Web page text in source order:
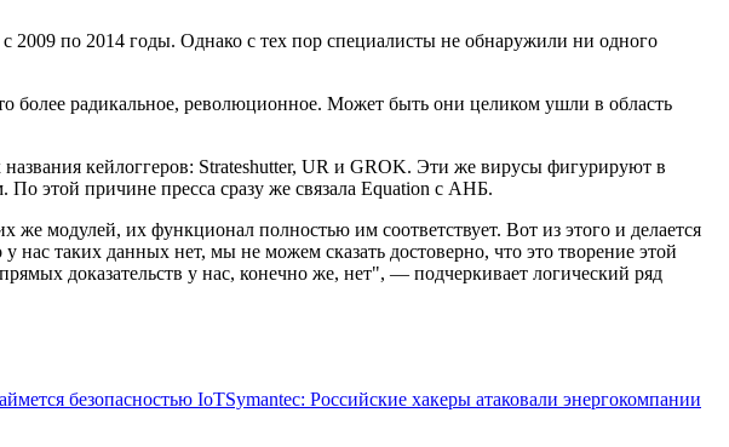
по 2014 годы. Однако с тех пор специалисты не обнаружили ни одного
радикальное, революционное. Может быть они целиком ушли в область
кейлоггеров: Strateshutter, UR и GROK. Эти же вирусы фигурируют в
этой причине пресса сразу же связала Equation с АНБ.
модулей, их функционал полностью им соответствует. Вот из этого и делается
нас таких данных нет, мы не можем сказать достоверно, что это творение этой
доказательств у нас, конечно же, нет", — подчеркивает логический ряд
безопасностью IoTSymantec: Российские хакеры атаковали энергокомпании